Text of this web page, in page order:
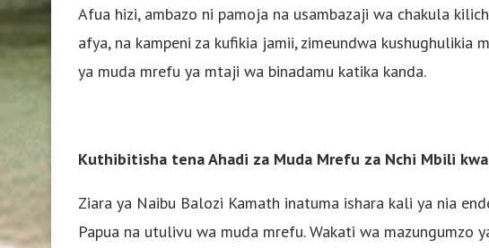
Afua hizi, ambazo ni pamoja na usambazaji wa chakula
afya, na kampeni za kufikia jamii, zimeundwa kushughulikia
ya muda mrefu ya mtaji wa binadamu katika kanda.
Kuthibitisha tena Ahadi za Muda Mrefu za Nchi Mbili kwa
Ziara ya Naibu Balozi Kamath inatuma ishara kali ya nia
Papua na utulivu wa muda mrefu. Wakati wa mazungumzo